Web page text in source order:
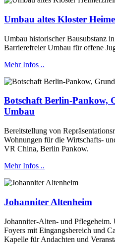
Umbau altes Kloster
Umbau historischer Bausubstanz
Barrierefreier Umbau für offene
Mehr Infos ..
Botschaft Berlin-Pankow,
Umbau
Bereitstellung von
Wohnungen für die Wirtschafts-
VR China, Berlin Pankow.
Mehr Infos ..
Johanniter Altenheim
Johanniter-Alten- und Pflegeheim.
Foyers mit Eingangsbereich und
Kapelle für Andachten und